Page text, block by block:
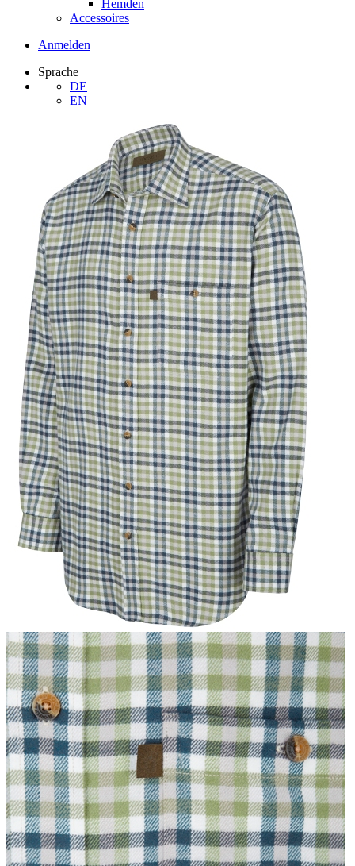
Hemden
Accessoires
Anmelden
Sprache
DE
EN